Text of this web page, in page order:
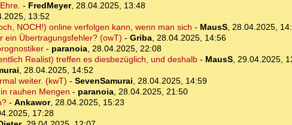
- FredMeyer, 28.04.2025, 13:48
13:52
NOCH!) online verfolgen kann, wenn man sich - MausS, 28.04.2025,
ein Übertragungsfehler? (owT) - Griba, 28.04.2025, 14:56
- paranoia, 28.04.2025, 22:08
Realist) treffen es diesbezüglich, und deshalb- MausS, 29.04.2025,
, 28.04.2025, 14:52
weiter. (kwT) - SevenSamurai, 28.04.2025, 14:59
rauhen Mengen - paranoia, 28.04.2025, 21:50
- Ankawor, 28.04.2025, 15:23
17:28